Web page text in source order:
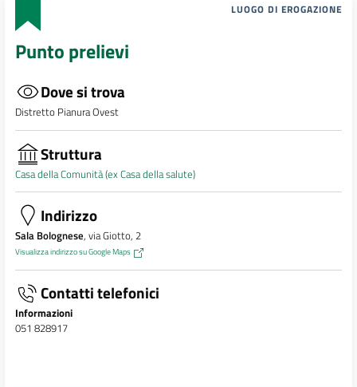
LUOGO DI EROGAZIONE
Punto prelievi
Dove si trova
Distretto Pianura Ovest
Struttura
Casa della Comunità (ex Casa della salute)
Indirizzo
Sala Bolognese, via Giotto, 2
Visualizza indirizzo su Google Maps
Contatti telefonici
Informazioni
051 828917